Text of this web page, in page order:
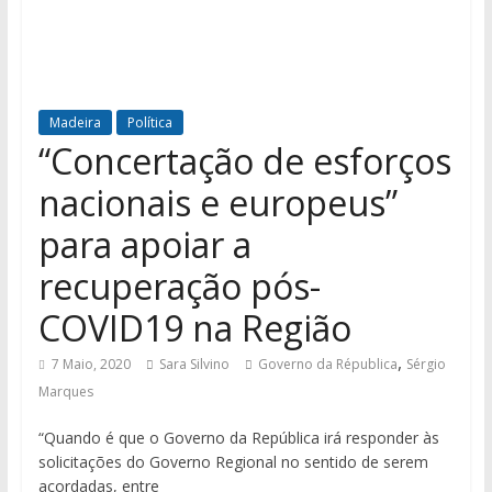
Madeira Política
“Concertação de esforços
nacionais e europeus”
para apoiar a
recuperação pós-
COVID19 na Região
7 Maio, 2020 Sara Silvino Governo da Républica, Sérgio
Marques
“Quando é que o Governo da República irá responder às
solicitações do Governo Regional no sentido de serem
acordadas, entre